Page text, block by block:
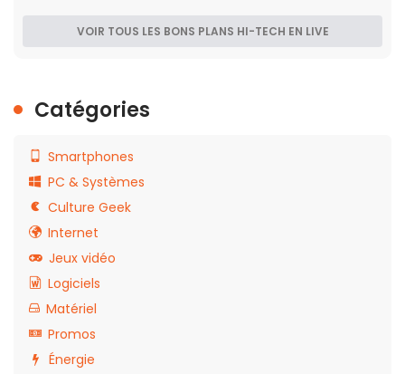
VOIR TOUS LES BONS PLANS HI-TECH EN LIVE
Catégories
Smartphones
PC & Systèmes
Culture Geek
Internet
Jeux vidéo
Logiciels
Matériel
Promos
Énergie